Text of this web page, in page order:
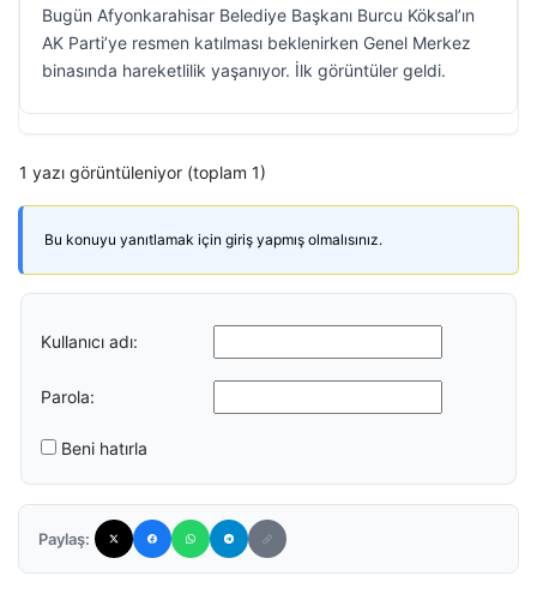
Bugün Afyonkarahisar Belediye Başkanı Burcu Köksal’ın
AK Parti’ye resmen katılması beklenirken Genel Merkez
binasında hareketlilik yaşanıyor. İlk görüntüler geldi.
1 yazı görüntüleniyor (toplam 1)
Bu konuyu yanıtlamak için giriş yapmış olmalısınız.
Kullanıcı adı:
Parola:
Beni hatırla
Paylaş: